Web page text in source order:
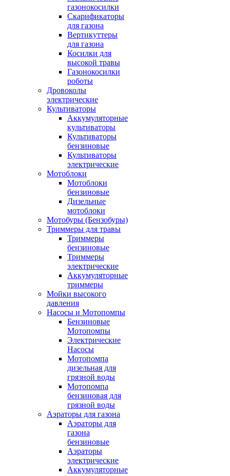
газонокосилки
Скарификаторы
для газона
Вертикуттеры
для газона
Косилки для
высокой травы
Газонокосилки
роботы
Дровоколы
электрические
Культиваторы
Аккумуляторные
культиваторы
Культиваторы
бензиновые
Культиваторы
электрические
Мотоблоки
Мотоблоки
бензиновые
Дизельные
мотоблоки
Мотобуры (Бензобуры)
Триммеры для травы
Триммеры
бензиновые
Триммеры
электрические
Аккумуляторные
триммеры
Мойки высокого
давления
Насосы и Мотопомпы
Бензиновые
Мотопомпы
Электрические
Насосы
Мотопомпа
дизельная для
грязной воды
Мотопомпа
бензиновая для
грязной воды
Аэраторы для газона
Аэраторы для
газона
бензиновые
Аэраторы
электрические
Аккумуляторные